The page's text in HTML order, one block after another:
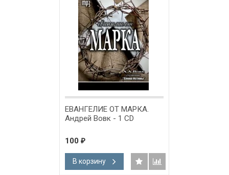
ЕВАНГЕЛИЕ ОТ МАРКА.
Андрей Вовк - 1 CD
100 ₽
В корзину